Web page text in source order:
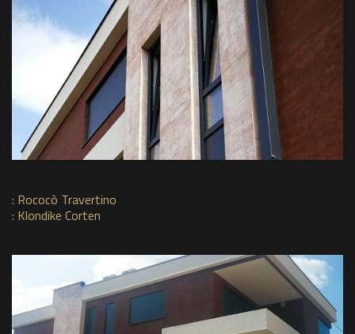
: Rococò Travertino
: Klondike Corten